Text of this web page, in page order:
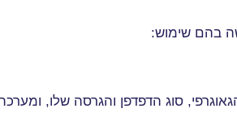
בהם שימוש:
סוג הדפדפן והגרסה שלו,